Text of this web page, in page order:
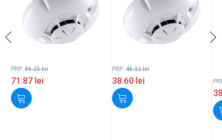
PRP: 86.25lei
71.87 lei
PRP: 46.32lei
38.60 lei